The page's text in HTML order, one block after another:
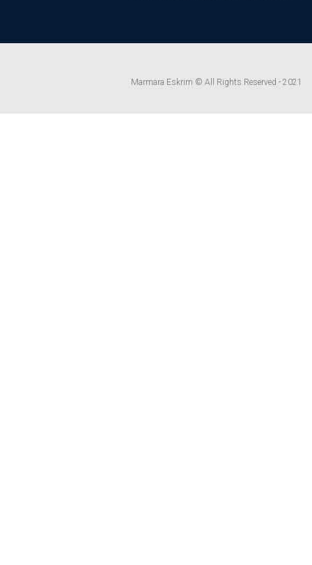
Marmara Eskrim © All Rights Reserved - 2021